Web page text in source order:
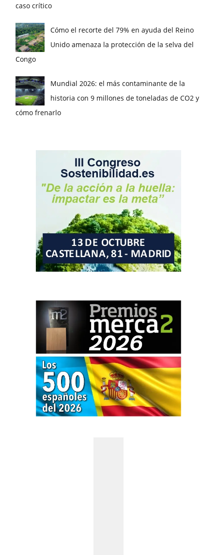
caso crítico
Cómo el recorte del 79% en ayuda del Reino
Unido amenaza la protección de la selva del
Congo
Mundial 2026: el más contaminante de la
historia con 9 millones de toneladas de CO2 y
cómo frenarlo